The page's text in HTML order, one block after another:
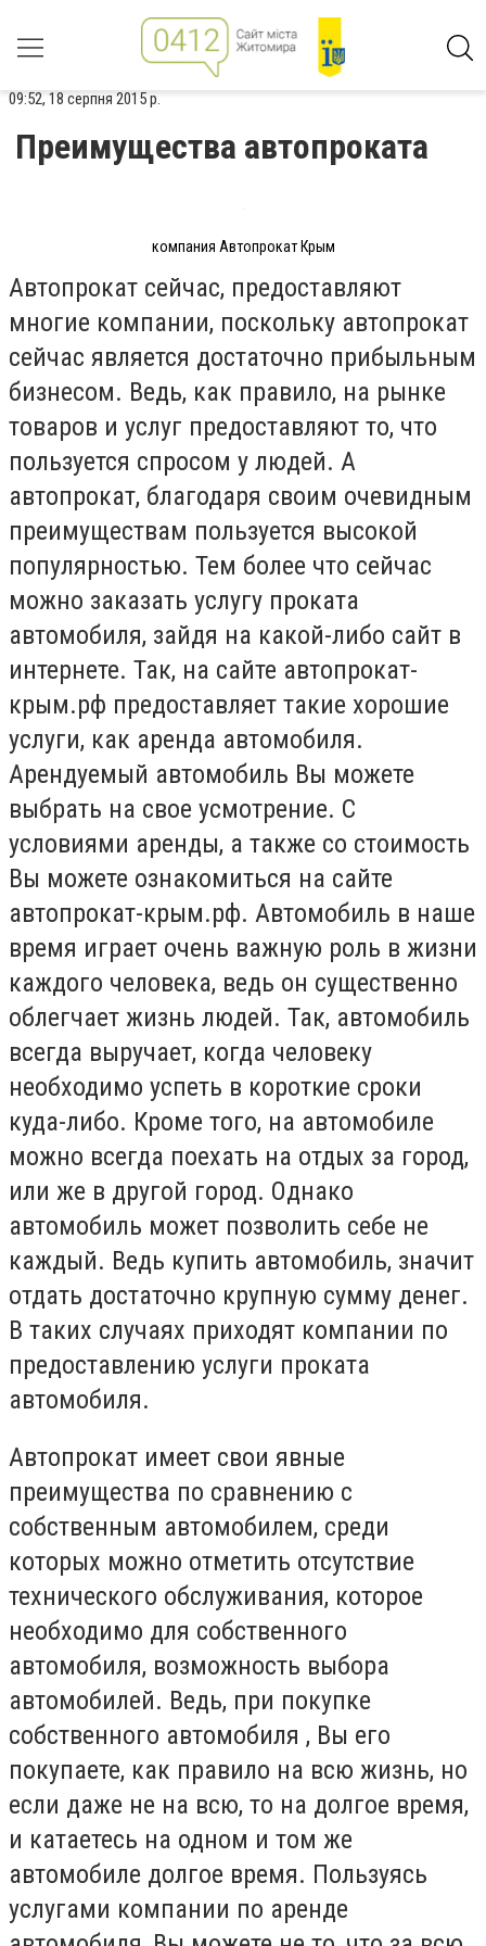
09:52, 18 серпня 2015 р.
Преимущества автопроката
компания Автопрокат Крым
Автопрокат сейчас, предоставляют
многие компании, поскольку автопрокат
сейчас является достаточно прибыльным
бизнесом. Ведь, как правило, на рынке
товаров и услуг предоставляют то, что
пользуется спросом у людей. А
автопрокат, благодаря своим очевидным
преимуществам пользуется высокой
популярностью. Тем более что сейчас
можно заказать услугу проката
автомобиля, зайдя на какой-либо сайт в
интернете. Так, на сайте автопрокат-
крым.рф предоставляет такие хорошие
услуги, как аренда автомобиля.
Арендуемый автомобиль Вы можете
выбрать на свое усмотрение. С
условиями аренды, а также со стоимость
Вы можете ознакомиться на сайте
автопрокат-крым.рф. Автомобиль в наше
время играет очень важную роль в жизни
каждого человека, ведь он существенно
облегчает жизнь людей. Так, автомобиль
всегда выручает, когда человеку
необходимо успеть в короткие сроки
куда-либо. Кроме того, на автомобиле
можно всегда поехать на отдых за город,
или же в другой город. Однако
автомобиль может позволить себе не
каждый. Ведь купить автомобиль, значит
отдать достаточно крупную сумму денег.
В таких случаях приходят компании по
предоставлению услуги проката
автомобиля.
Автопрокат имеет свои явные
преимущества по сравнению с
собственным автомобилем, среди
которых можно отметить отсутствие
технического обслуживания, которое
необходимо для собственного
автомобиля, возможность выбора
автомобилей. Ведь, при покупке
собственного автомобиля , Вы его
покупаете, как правило на всю жизнь, но
если даже не на всю, то на долгое время,
и катаетесь на одном и том же
автомобиле долгое время. Пользуясь
услугами компании по аренде